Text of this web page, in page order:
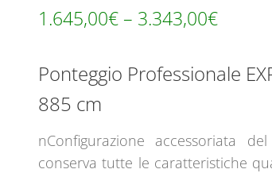
1.645,00€– 3.343,00€
Ponteggio Professionale
885 cm
nConfigurazione accessoriata
conserva tutte le caratteristiche